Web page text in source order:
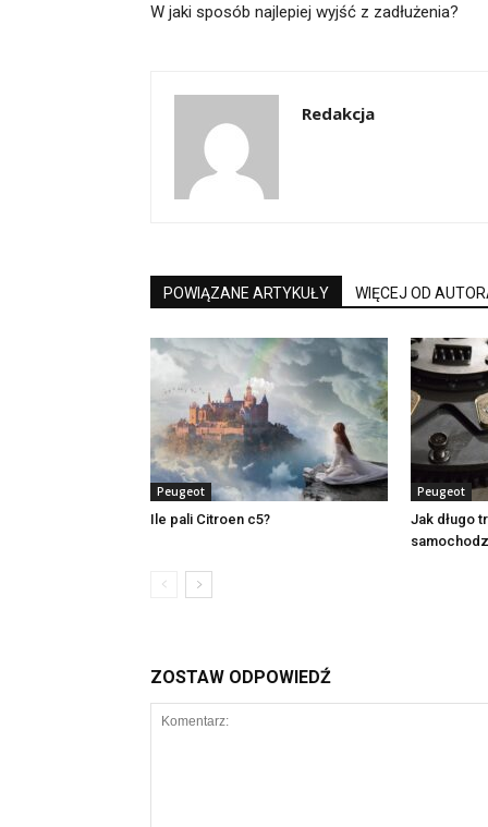
W jaki sposób najlepiej wyjść z zadłużenia?
Redakcja
POWIĄZANE ARTYKUŁY WIĘCEJ OD
Peugeot
Ile pali Citroen c5?
Peugeot
Jak długo
ZOSTAW ODPOWIEDŹ